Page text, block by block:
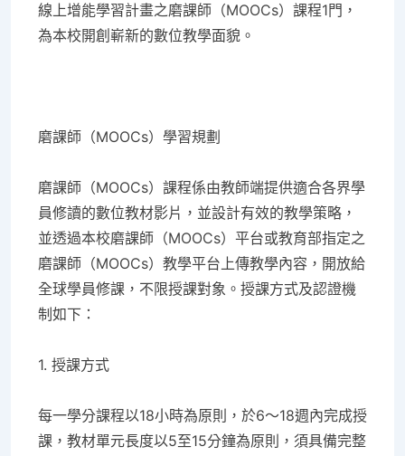
線上增能學習計畫之磨課師（MOOCs）課程1門，
為本校開創嶄新的數位教學面貌。
磨課師（MOOCs）學習規劃
磨課師（MOOCs）課程係由教師端提供適合各界學
員修讀的數位教材影片，並設計有效的教學策略，
並透過本校磨課師（MOOCs）平台或教育部指定之
磨課師（MOOCs）教學平台上傳教學內容，開放給
全球學員修課，不限授課對象。授課方式及認證機
制如下：
1. 授課方式
每一學分課程以18小時為原則，於6～18週內完成授
課，教材單元長度以5至15分鐘為原則，須具備完整